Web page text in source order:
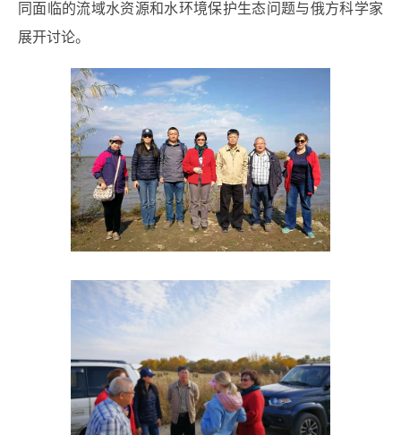
同面临的流域水资源和水环境保护生态问题与俄方科学家
展开讨论。